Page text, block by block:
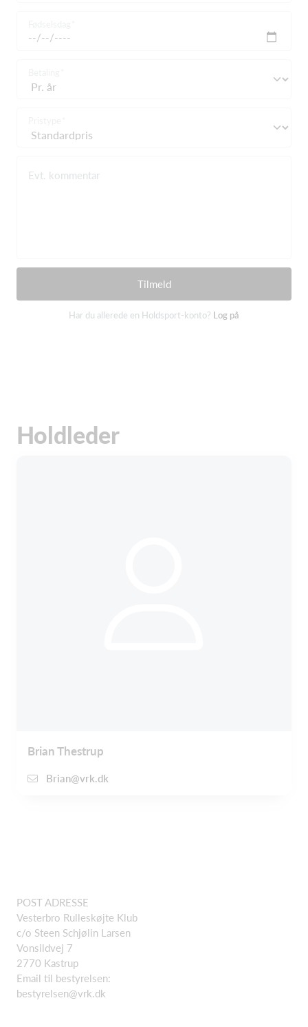
Evt. kommentar
Tilmeld
Har du allerede en Holdsport-konto? Log på
Holdleder
Brian Thestrup
Brian@vrk.dk
POST ADRESSE
Vesterbro Rulleskøjte Klub
c/o Steen Schjølin Larsen
Vonsildvej 7
2770 Kastrup
Email til bestyrelsen:
bestyrelsen@vrk.dk